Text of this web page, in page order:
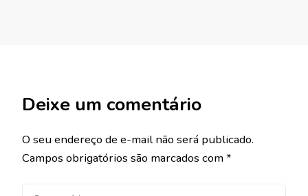
Deixe um comentário
O seu endereço de e-mail não será publicado.
Campos obrigatórios são marcados com*